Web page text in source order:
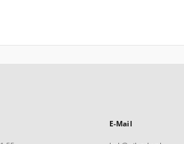
E-Mail